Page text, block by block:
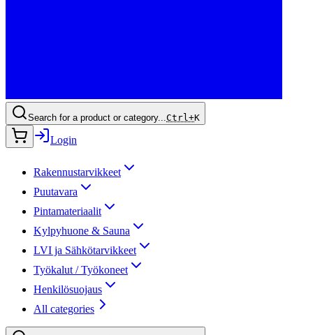
Search for a product or category... Ctrl+K
Login
Rakennustarvikkeet
Puutavara
Pintamateriaalit
Kylpyhuone & Sauna
LVI ja Sähkötarvikkeet
Työkalut / Työkoneet
Henkilösuojaus
All categories